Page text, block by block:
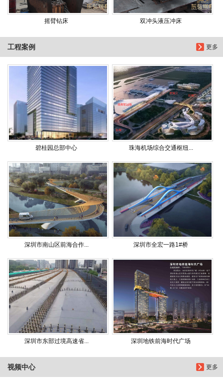
摇臂钻床 双冲头液压冲床
更多
工程案例
碧桂园总部中心 珠海机场综合交通枢纽...
深圳市南山区前海合作... 深圳市全宏一路1#桥
深圳市东部过境高速省... 深圳地铁前海时代广场
更多
视频中心